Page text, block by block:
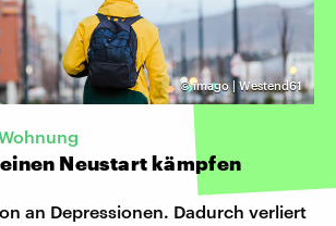
©imago | Westend61
Neustart kämpfen
an Depressionen. Dadurch verliert